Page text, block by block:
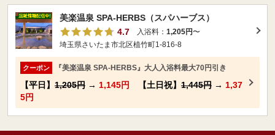
美楽温泉 SPA-HERBS（スパハーブス）
4.7
入浴料： 1,205円〜
埼玉県さいたま市北区植竹町1-816-8
クーポン 『美楽温泉 SPA-HERBS』大人入浴料最大70円引き
【平日】 1,205円 → 1,145円 【土日祝】 1,445円 → 1,37
5円